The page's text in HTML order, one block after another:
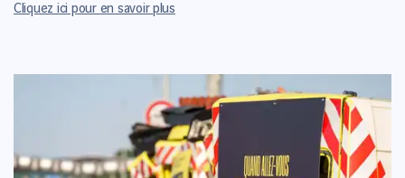
Cliquez ici pour en savoir plus